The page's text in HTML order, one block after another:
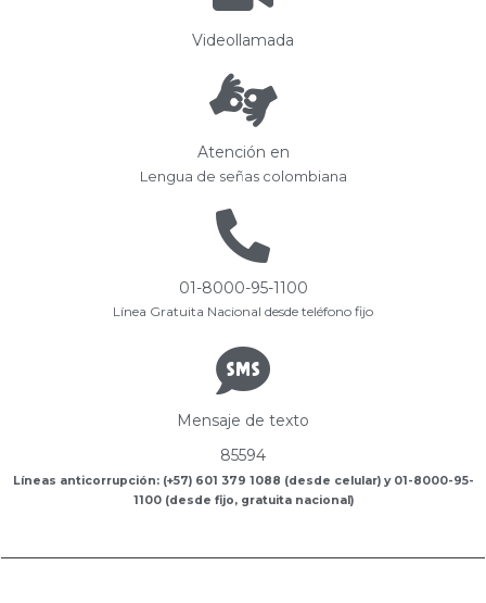
Videollamada
Atención en
Lengua de señas colombiana
01-8000-95-1100
Línea Gratuita Nacional desde teléfono fijo
Mensaje de texto
85594
Líneas anticorrupción: (+57) 601 379 1088 (desde celular) y 01-8000-95-
1100 (desde fijo, gratuita nacional)